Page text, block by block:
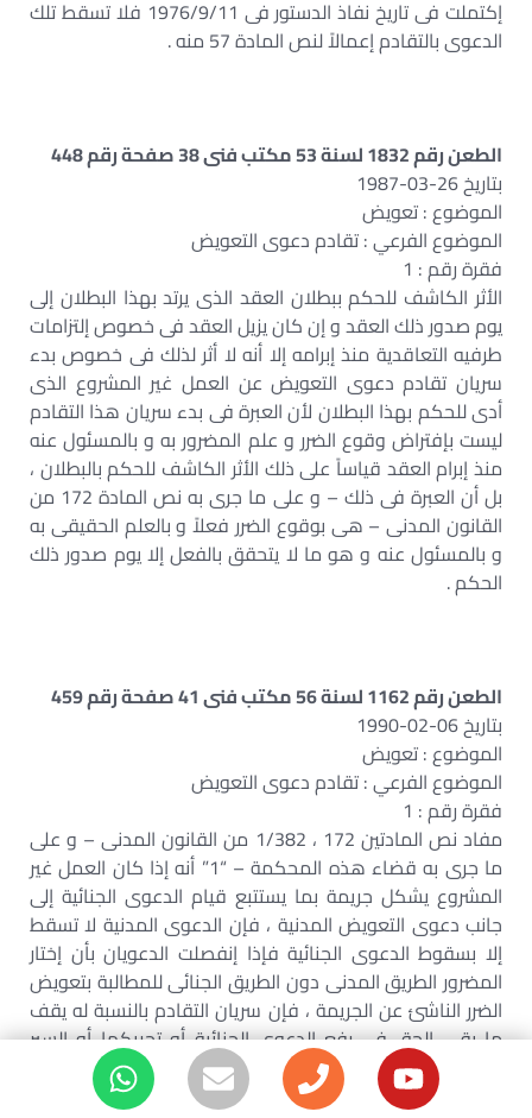
إكتملت فى تاريخ نفاذ الدستور فى 1976/9/11 فلا تسقط تلك
الدعوى بالتقادم إعمالاً لنص المادة 57 منه .
الطعن رقم 1832 لسنة 53 مكتب فنى 38 صفحة رقم 448
بتاريخ 26-03-1987
الموضوع : تعويض
الموضوع الفرعي : تقادم دعوى التعويض
فقرة رقم : 1
الأثر الكاشف للحكم ببطلان العقد الذى يرتد بهذا البطلان إلى
يوم صدور ذلك العقد و إن كان يزيل العقد فى خصوص إلتزامات
طرفيه التعاقدية منذ إبرامه إلا أنه لا أثر لذلك فى خصوص بدء
سريان تقادم دعوى التعويض عن العمل غير المشروع الذى
أدى للحكم بهذا البطلان لأن العبرة فى بدء سريان هذا التقادم
ليست بإفتراض وقوع الضرر و علم المضرور به و بالمسئول عنه
منذ إبرام العقد قياساً على ذلك الأثر الكاشف للحكم بالبطلان ،
بل أن العبرة فى ذلك – و على ما جرى به نص المادة 172 من
القانون المدنى – هى بوقوع الضرر فعلاً و بالعلم الحقيقى به
و بالمسئول عنه و هو ما لا يتحقق بالفعل إلا يوم صدور ذلك
الحكم .
الطعن رقم 1162 لسنة 56 مكتب فنى 41 صفحة رقم 459
بتاريخ 06-02-1990
الموضوع : تعويض
الموضوع الفرعي : تقادم دعوى التعويض
فقرة رقم : 1
مفاد نص المادتين 172 ، 1/382 من القانون المدنى – و على
ما جرى به قضاء هذه المحكمة – “1” أنه إذا كان العمل غير
المشروع يشكل جريمة بما يستتبع قيام الدعوى الجنائية إلى
جانب دعوى التعويض المدنية ، فإن الدعوى المدنية لا تسقط
إلا بسقوط الدعوى الجنائية فإذا إنفصلت الدعويان بأن إختار
المضرور الطريق المدنى دون الطريق الجنائى للمطالبة بتعويض
الضرر الناشئ عن الجريمة ، فإن سريان التقادم بالنسبة له يقف
ما بقى الحق فى رفع الدعوى الجنائية أو تحريكها أو السير
فيها قائماً ، فإذا إنقضت هذه الدعوى بصدور حكم نهائى
فيها بإدانة الجانى أو بسبب آخر من أسباب الإنقضاء كسقوطها